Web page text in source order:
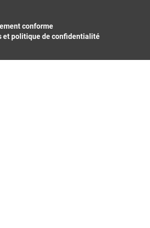
conforme
et politique de confidentialité